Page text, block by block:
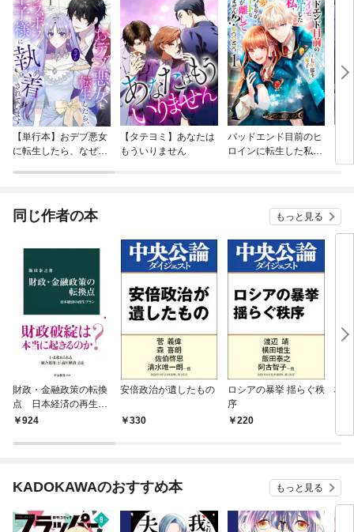
【単行本】おデブ悪女
に転生したら、なぜか
【タテヨミ】あなたは
もういりません
バッドエンド目前のヒ
ロインに転生した私、
同じ作者の本 もっと見る
財政・金融政策の転換
点 日本経済の再生プ
ラン924
安倍政治が遺したもの
330
ロシアの暴挙 揺らぐ秩
序
220
格
KADOKAWAのおすすめ本 もっと見る